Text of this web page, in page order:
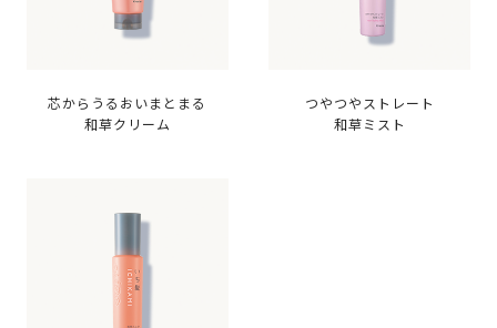
芯からうるおいまとまる
和草クリーム
つやつやストレート
和草ミスト